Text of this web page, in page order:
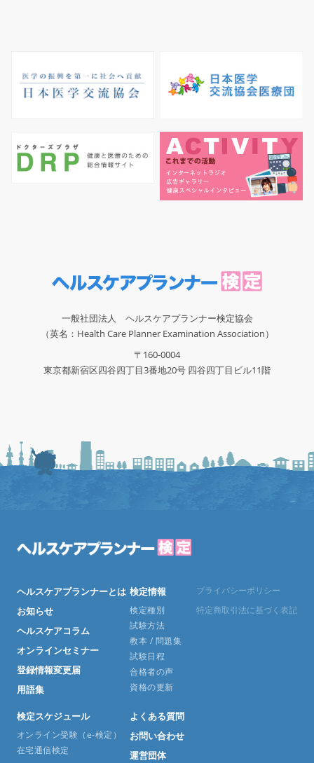
一般社団法人 ヘルスケアプランナー検定協会
（英名：Health Care Planner Examination Association）
〒160-0004
東京都新宿区四谷四丁目3番地20号 四谷四丁目ビル11階
ヘルスケアプランナーとは
お知らせ
ヘルスケアコラム
オンラインセミナー
登録情報変更届
用語集
検定情報
検定種別
試験方法
教本 / 問題集
試験日程
合格者の声
資格の更新
検定スケジュール
オンライン受験（e-検定）
在宅通信検定
よくある質問
お問い合わせ
運営団体
プライバシーポリシー
特定商取引法に基づく表記